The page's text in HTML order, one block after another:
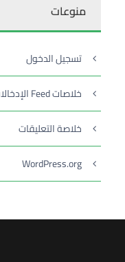
منوعات
تسجيل الدخول
خلاصات Feed الإدخالات
خلاصة التعليقات
WordPress.org